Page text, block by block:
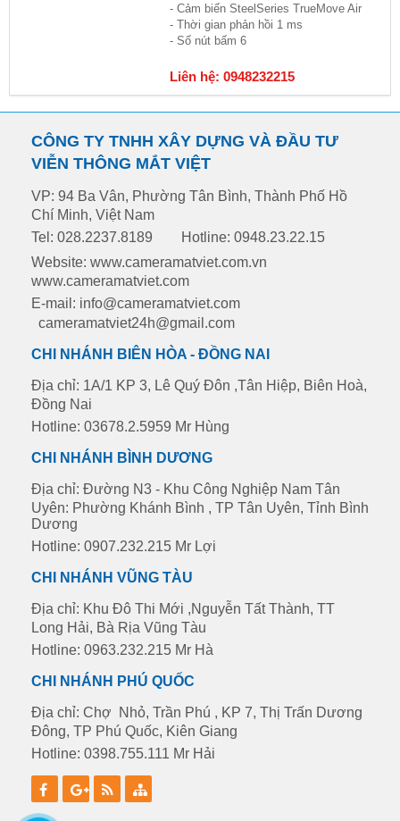
- Cảm biến SteelSeries TrueMove Air
- Thời gian phản hồi 1 ms
- Số nút bấm 6
Liên hệ: 0948232215
CÔNG TY TNHH XÂY DỰNG VÀ ĐẦU TƯ
VIỄN THÔNG MẮT VIỆT
VP: 94 Ba Vân, Phường Tân Bình, Thành Phố Hồ
Chí Minh, Việt Nam
Tel: 028.2237.8189
Hotline: 0948.23.22.15
Website: www.cameramatviet.com.vn
www.cameramatviet.com
E-mail: info@cameramatviet.com
cameramatviet24h@gmail.com
CHI NHÁNH BIÊN HÒA - ĐỒNG NAI
Địa chỉ: 1A/1 KP 3, Lê Quý Đôn ,Tân Hiệp, Biên Hoà,
Đồng Nai
Hotline: 03678.2.5959 Mr Hùng
CHI NHÁNH BÌNH DƯƠNG
Địa chỉ: Đường N3 - Khu Công Nghiệp Nam Tân
Uyên: Phường Khánh Bình , TP Tân Uyên, Tỉnh Bình
Dương
Hotline: 0907.232.215 Mr Lợi
CHI NHÁNH VŨNG TÀU
Địa chỉ: Khu Đô Thi Mới ,Nguyễn Tất Thành, TT
Long Hải, Bà Rịa Vũng Tàu
Hotline: 0963.232.215 Mr Hà
CHI NHÁNH PHÚ QUỐC
Địa chỉ: Chợ Nhỏ, Trần Phú , KP 7, Thị Trấn Dương
Đông, TP Phú Quốc, Kiên Giang
Hotline: 0398.755.111 Mr Hải